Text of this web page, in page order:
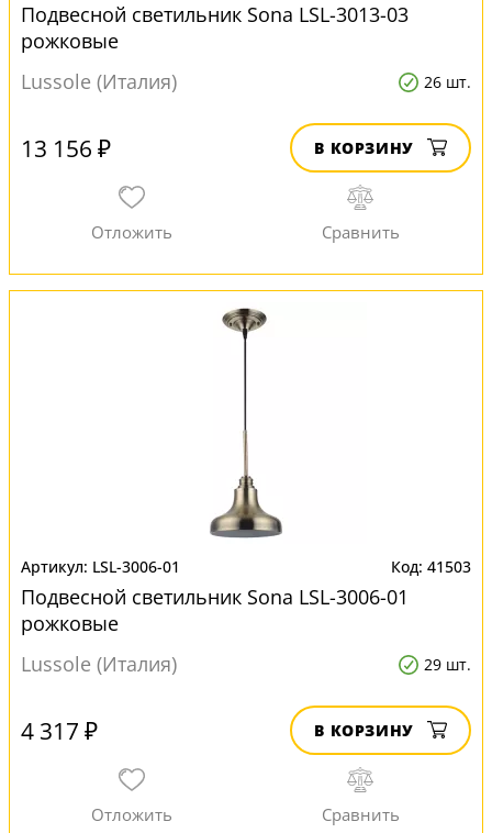
Подвесной светильник Sona LSL-3013-03
рожковые
Lussole (Италия)
26 шт.
13 156 ₽ В КОРЗИНУ
LSL-3006-01 41503
Подвесной светильник Sona LSL-3006-01
рожковые
Lussole (Италия)
29 шт.
4 317 ₽ В КОРЗИНУ